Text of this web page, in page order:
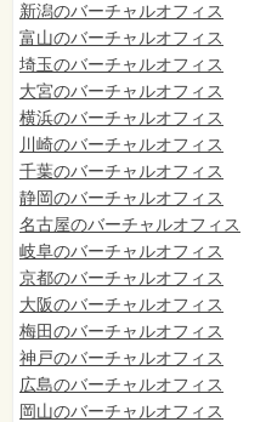
新潟のバーチャルオフィス
富山のバーチャルオフィス
埼玉のバーチャルオフィス
大宮のバーチャルオフィス
横浜のバーチャルオフィス
川崎のバーチャルオフィス
千葉のバーチャルオフィス
静岡のバーチャルオフィス
名古屋のバーチャルオフィス
岐阜のバーチャルオフィス
京都のバーチャルオフィス
大阪のバーチャルオフィス
梅田のバーチャルオフィス
神戸のバーチャルオフィス
広島のバーチャルオフィス
岡山のバーチャルオフィス